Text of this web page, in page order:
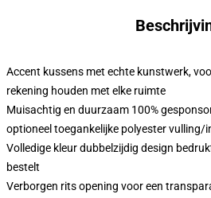
Accent kussens met echte kunstwerk,
rekening houden met elke ruimte
Muisachtig en duurzaam 100%
optioneel toegankelijke polyester vulling/
Volledige kleur dubbelzijdig design
bestelt
Verborgen rits opening voor een